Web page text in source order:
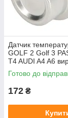
Датчик
GOLF 2 Golf 3
T4 AUDI A4 A6
Topran Німеччина
Готово до
172 ₴